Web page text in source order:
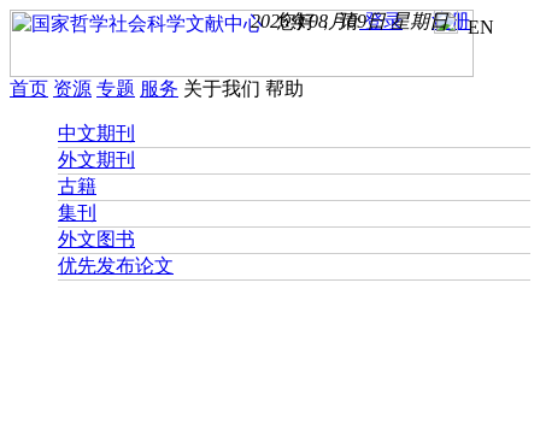
您好， 请登录 注册EN
2026年08月09日 星期日
首页 资源 专题 服务 关于我们 帮助
中文期刊
外文期刊
古籍
集刊
外文图书
优先发布论文